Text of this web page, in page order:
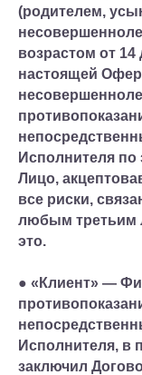
(родителем,
возрастом от
настоящей
Исполнителя
Лицо,
все риски,
любым третьим
это.
● «Клиент» —
Исполнителя, в
заключил